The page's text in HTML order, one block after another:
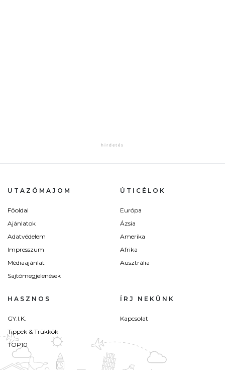
UTAZÓMAJOM
Főoldal
Ajánlatok
Adatvédelem
Impresszum
Médiaajánlat
Sajtómegjelenések
ÚTICÉLOK
Európa
Ázsia
Amerika
Afrika
Ausztrália
HASZNOS
GY.I.K.
Tippek & Trükkök
TOP10
ÍRJ NEKÜNK
Kapcsolat